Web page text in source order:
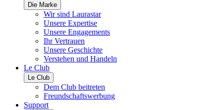
Die Marke
Wir sind Laurastar
Unsere Expertise
Unsere Engagements
Ihr Vertrauen
Unsere Geschichte
Verstehen und Handeln
Le Club
Le Club
Dem Club beitreten
Freundschaftswerbung
Support